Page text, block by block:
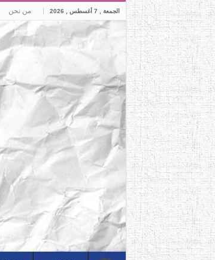
الجمعة , 7 أغسطس , 2026 من نحن